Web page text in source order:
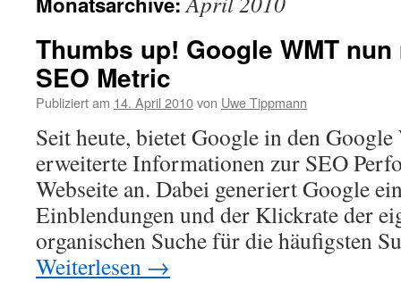
Thumbs up! Google WMT
SEO Metric
Publiziert am 14. April 2010von Uwe Tippmann
Seit heute, bietet Google in den
erweiterte Informationen zur SEO
Webseite an. Dabei generiert Google
Einblendungen und der Klickrate der
organischen Suche für die häufigsten
Weiterlesen →